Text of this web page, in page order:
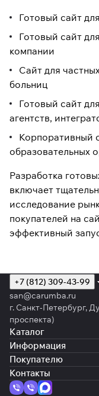
Готовый сайт
Готовый сайт
компании
Сайт для
больниц
Готовый сайт
агентств,
Корпоративный
образовательных
Разработка
включает
исследование
покупателей на
эффективный
+7 (812) 309-43-99
san@carumba.ru
г. Санкт-Петербург,
проспекта)
Каталог
Информация
Покупателю
Контакты